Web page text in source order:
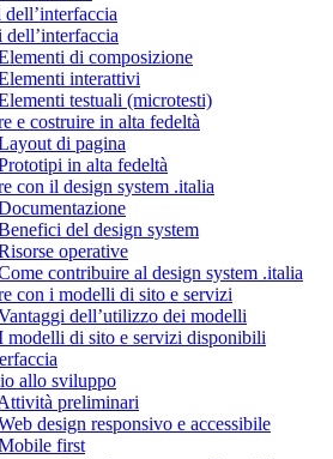
di composizione
interattivi
testuali (microtesti)
e costruire in alta fedeltà
di pagina
in alta fedeltà
con il design system .italia
del design system
operative
contribuire al design system .italia
con i modelli di sito e servizi
dell’utilizzo dei modelli
modelli di sito e servizi disponibili
allo sviluppo
preliminari
design responsivo e accessibile
first